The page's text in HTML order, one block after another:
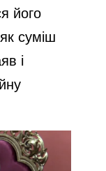
його
суміш
і